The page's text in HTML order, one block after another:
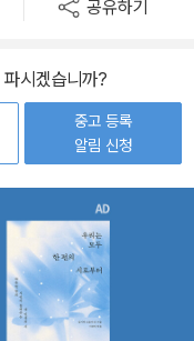
공유하기
시겠습니까?
중고 등록
알림 신청